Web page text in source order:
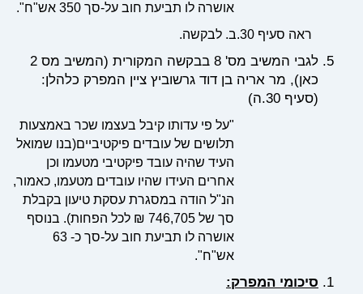
אושרה לו תביעת חוב על-סך 350 אש"ח".
ראה סעיף 30.ב. לבקשה.
לגבי המשיב מס' 8 בבקשה המקורית (המשיב מס 2
כאן), מר אריה בן דוד גרשוביץ ציין המפרק כלהלן:
(סעיף 30.ה)
"על פי עדותו קיבל בעצמו שכר באמצעות
תלושים של עובדים פיקטיביים(בנו שמואל
העיד שהיה עובד פיקטיבי מטעמו וכן
אחרים העידו שהיו עובדים מטעמו, כאמור,
הנ"ל הודה במסגרת עסקת טיעון בקבלת
סך של 746,705 ₪ לכל הפחות). בנוסף
אושרה לו תביעת חוב על-סך כ- 63
אש"ח".
סיכומי המפרק: